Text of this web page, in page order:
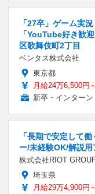
「27卒」ゲーム実
「YouTube好き歓
区歌舞伎町2丁目
ベンタス株式会社
東京都
月給24万6,500円
新卒・インターン
「長期で安定して
ー/未経験OK/解説
株式会社RIOT
埼玉県
月給29万4,900円